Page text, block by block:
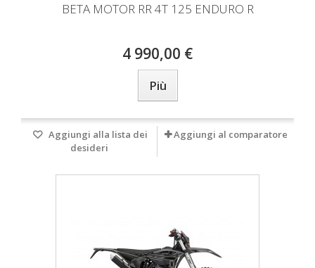
BETA MOTOR RR 4T 125 ENDURO R
4 990,00 €
Più
Aggiungi alla lista dei
desideri
Aggiungi al comparatore